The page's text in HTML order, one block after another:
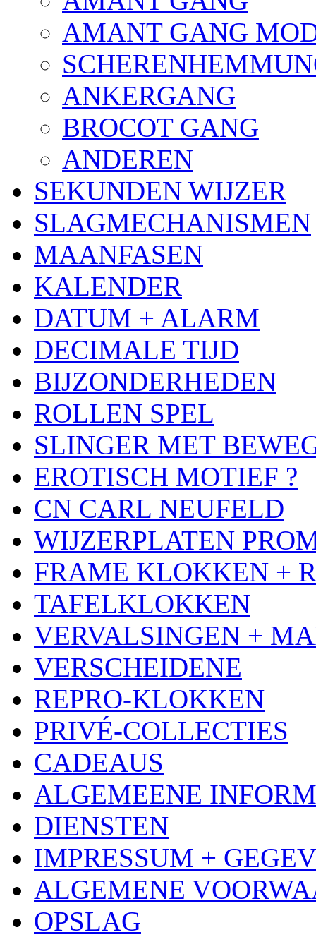
AMANT GANG
ANKERGANG
BROCOT GANG
ANDEREN
SEKUNDEN WIJZER
SLAGMECHANISMEN
MAANFASEN
KALENDER
DATUM + ALARM
DECIMALE TIJD
BIJZONDERHEDEN
ROLLEN SPEL
SLINGER MET
EROTISCH MOTIEF ?
CN CARL NEUFELD
WIJZERPLATEN
FRAME KLOKKEN +
TAFELKLOKKEN
VERVALSINGEN +
VERSCHEIDENE
REPRO-KLOKKEN
PRIVÉ-COLLECTIES
CADEAUS
ALGEMEENE
DIENSTEN
IMPRESSUM +
ALGEMENE
OPSLAG